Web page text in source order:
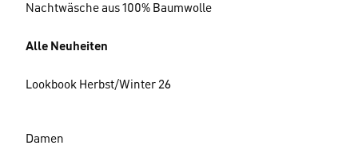
Nachtwäsche aus 100% Baumwolle
Alle Neuheiten
Lookbook Herbst/Winter 26
Damen